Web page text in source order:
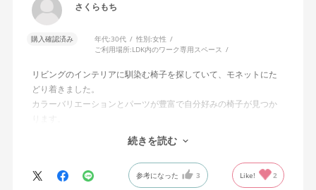
さくらもち
購入確認済み 年代:30代 性別:女性
ご利用場所:LDK内のワーク専用スペース
リビングのインテリアに馴染む椅子を探していて、モネットにた
どり着きました。
カラーバリエーションとパーツが豊富で自分好みの椅子が見つか
オフィスチェアにしては比較的コンパクトで家に置くのに最適で
した、座り心地も良く大変気に入っています。
今回どうしても欲しい色の組み合わせがあったので固定肘の物を
購入しましたが、欲を言えば稼働肘バージョンもバイカラーなど
続きを読む
参考になった 3 Like! 2